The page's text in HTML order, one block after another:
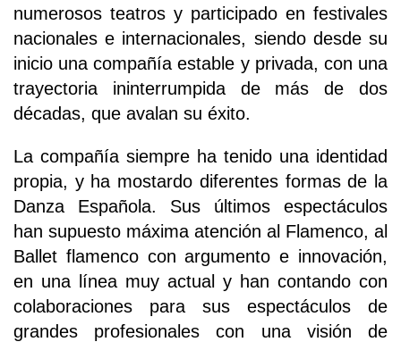
numerosos teatros y participado en festivales
nacionales e internacionales, siendo desde su
inicio una compañía estable y privada, con una
trayectoria ininterrumpida de más de dos
décadas, que avalan su éxito.
La compañía siempre ha tenido una identidad
propia, y ha mostardo diferentes formas de la
Danza Española. Sus últimos espectáculos
han supuesto máxima atención al Flamenco, al
Ballet flamenco con argumento e innovación,
en una línea muy actual y han contando con
colaboraciones para sus espectáculos de
grandes profesionales con una visión de